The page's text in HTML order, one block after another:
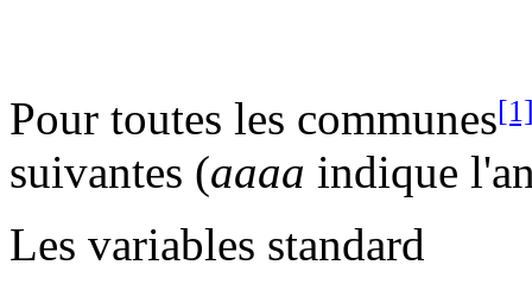
Pour toutes les communes
suivantes (aaaa indique
Les variables standard